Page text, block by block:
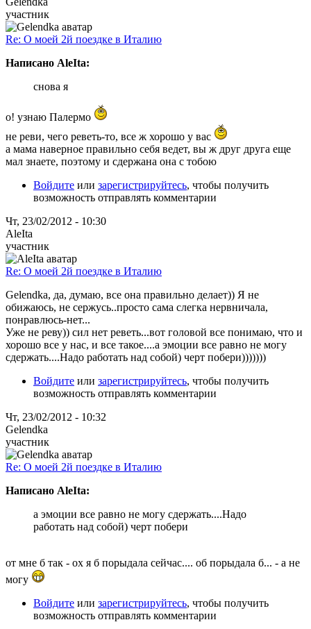
участник
Re: О моей 2й поездке в Италию
Написано AleIta:
снова я
о! узнаю Палермо
не реви, чего реветь-то, все ж хорошо у вас
а мама наверное правильно себя ведет, вы ж друг друга еще
мал знаете, поэтому и сдержана она с тобою
Войдите или зарегистрируйтесь, чтобы получить
возможность отправлять комментарии
Чт, 23/02/2012 - 10:30
AleIta
участник
Re: О моей 2й поездке в Италию
Gelendka, да, думаю, все она правильно делает)) Я не
обижаюсь, не сержусь..просто сама слегка нервничала,
понравлюсь-нет...
Уже не реву)) сил нет реветь...вот головой все понимаю, что и
хорошо все у нас, и все такое....а эмоции все равно не могу
сдержать....Надо работать над собой) черт побери)))))))
Войдите или зарегистрируйтесь, чтобы получить
возможность отправлять комментарии
Чт, 23/02/2012 - 10:32
Gelendka
участник
Re: О моей 2й поездке в Италию
Написано AleIta:
а эмоции все равно не могу сдержать....Надо
работать над собой) черт побери
от мне б так - ох я б порыдала сейчас.... об порыдала б... - а не
могу
Войдите или зарегистрируйтесь, чтобы получить
возможность отправлять комментарии